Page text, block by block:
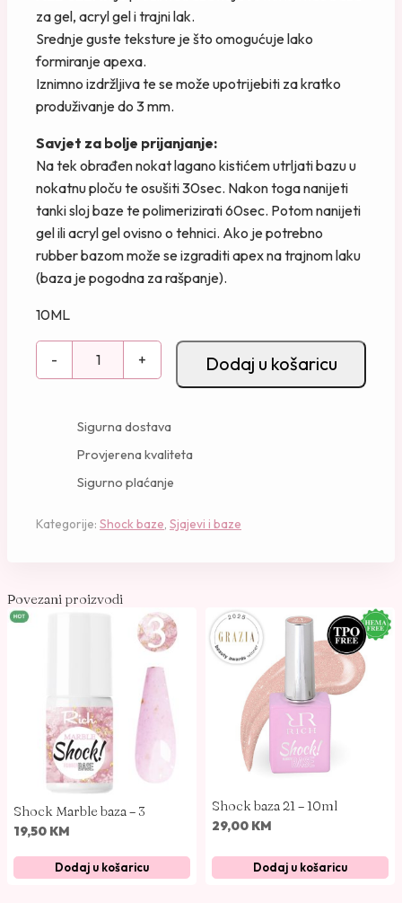
za gel, acryl gel i trajni lak.
Srednje guste teksture je što omogućuje lako
formiranje apexa.
Iznimno izdržljiva te se može upotrijebiti za kratko
produživanje do 3 mm.
Savjet za bolje prijanjanje:
Na tek obrađen nokat lagano kistićem utrljati bazu u
nokatnu ploču te osušiti 30sec. Nakon toga nanijeti
tanki sloj baze te polimerizirati 60sec. Potom nanijeti
gel ili acryl gel ovisno o tehnici. Ako je potrebno
rubber bazom može se izgraditi apex na trajnom laku
(baza je pogodna za rašpanje).
10ML
-
S
h
a
l
l
+ Dodaj u košaricu
Sigurna dostava
Provjerena kvaliteta
Sigurno plaćanje
Kategorije: Shock baze, Sjajevi i baze
Povezani proizvodi
Shock Marble baza – 3
19,50 KM
Dodaj u košaricu
Shock baza 21 – 10ml
29,00 KM
Dodaj u košaricu